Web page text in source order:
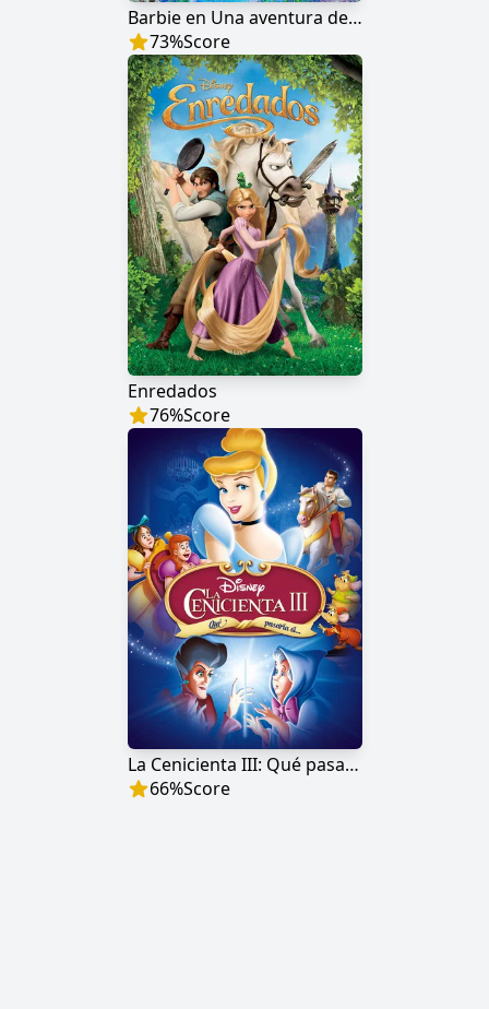
Barbie en Una aventura de sirenas
73%Score
Enredados
76%Score
La Cenicienta III: Qué pasaría si…
66%Score